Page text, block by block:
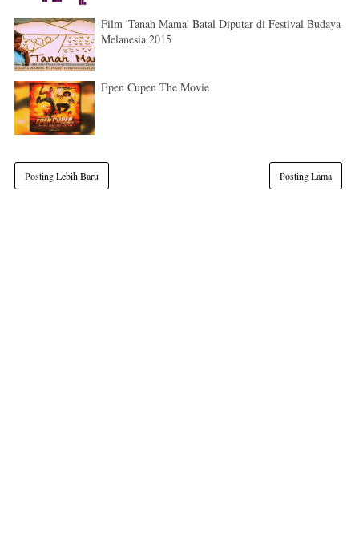
Film 'Tanah Mama' Batal Diputar di Festival Budaya
Melanesia 2015
Epen Cupen The Movie
Posting Lebih Baru Posting Lama